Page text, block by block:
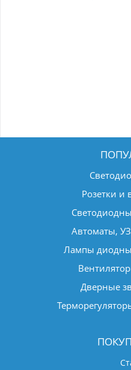
Розетки и
Автоматы,
Лампы
Дверные